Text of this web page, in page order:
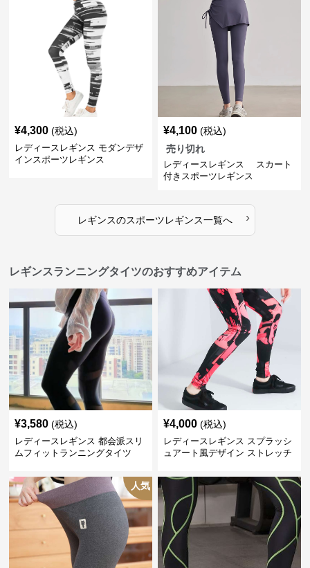
¥4,300 (税込)
レディースレギンス モダンデザ
インスポーツレギンス
¥4,100 (税込)
売り切れ
レディースレギンス スカート
付きスポーツレギンス
レギンスのスポーツレギンス一覧へ ›
レギンスランニングタイツのおすすめアイテム
¥3,580 (税込)
レディースレギンス 都会派スリ
ムフィットランニングタイツ
¥4,000 (税込)
レディースレギンス スプラッシ
ュアート風デザイン ストレッチ
人気